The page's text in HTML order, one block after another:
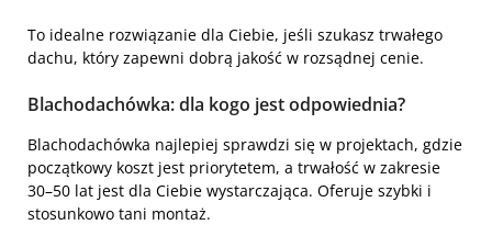
To idealne rozwiązanie dla Ciebie, jeśli szukasz trwałego
dachu, który zapewni dobrą jakość w rozsądnej cenie.
Blachodachówka: dla kogo jest odpowiednia?
Blachodachówka najlepiej sprawdzi się w projektach, gdzie
początkowy koszt jest priorytetem, a trwałość w zakresie
30–50 lat jest dla Ciebie wystarczająca. Oferuje szybki i
stosunkowo tani montaż.